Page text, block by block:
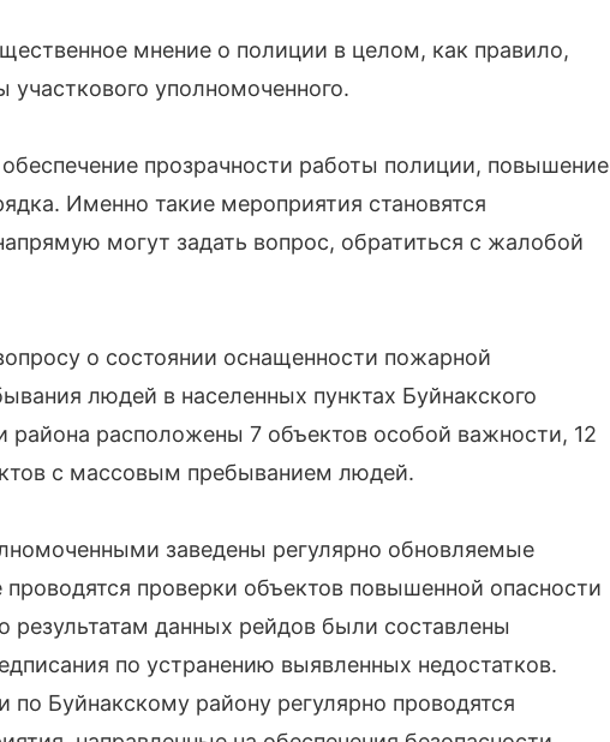
мнение о полиции в целом, как правило,
уполномоченного.
прозрачности работы полиции, повышение
Именно такие мероприятия становятся
могут задать вопрос, обратиться с жалобой
о состоянии оснащенности пожарной
людей в населенных пунктах Буйнакского
района расположены 7 объектов особой важности, 12
с массовым пребыванием людей.
заведены регулярно обновляемые
проверки объектов повышенной опасности
результатам данных рейдов были составлены
по устранению выявленных недостатков.
Буйнакскому району регулярно проводятся